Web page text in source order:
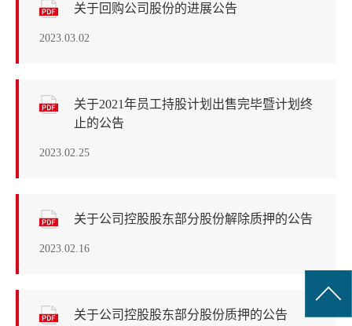
关于回购公司股份的进展公告
2023.03.02
关于2021年员工持股计划出售完毕暨计划终
止的公告
2023.02.25
关于公司控股股东部分股份解除质押的公告
2023.02.16
关于公司控股股东部分股份质押的公告